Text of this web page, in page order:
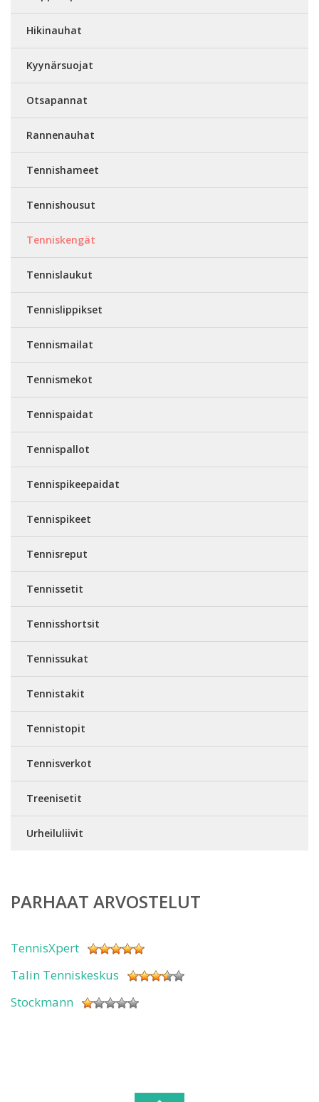
Hikinauhat
Kyynärsuojat
Otsapannat
Rannenauhat
Tennishameet
Tennishousut
Tenniskengät
Tennislaukut
Tennislippikset
Tennismailat
Tennismekot
Tennispaidat
Tennispallot
Tennispikeepaidat
Tennispikeet
Tennisreput
Tennissetit
Tennisshortsit
Tennissukat
Tennistakit
Tennistopit
Tennisverkot
Treenisetit
Urheiluliivit
PARHAAT ARVOSTELUT
TennisXpert
Talin Tenniskeskus
Stockmann